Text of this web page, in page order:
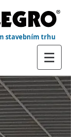
stavebním trhu